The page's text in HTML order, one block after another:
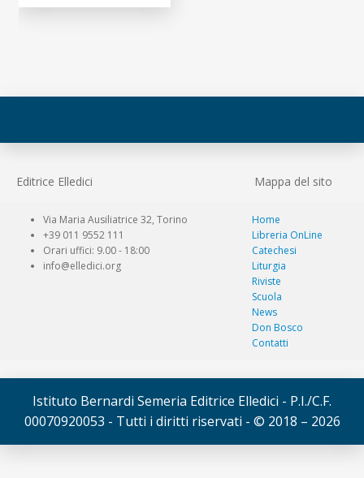
Editrice Elledici Mappa del sito
Via Maria Ausiliatrice 32, Torino
+39 011 9552 111
Orari uffici: 9.00 - 18:00
info@elledici.org
Home
Libreria OnLine
Catechesi
Liturgia
Riviste
Scuola
News
Don Bosco
Contatti
Istituto Bernardi Semeria Editrice Elledici - P.I./C.F.
00070920053 - Tutti i diritti riservati - © 2018 – 2026